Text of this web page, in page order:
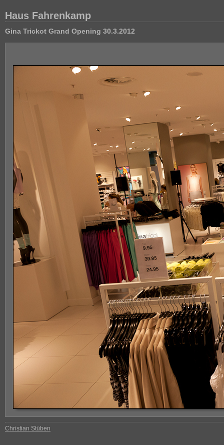
Haus Fahrenkamp
Gina Trickot Grand Opening 30.3.2012
Christian Stüben